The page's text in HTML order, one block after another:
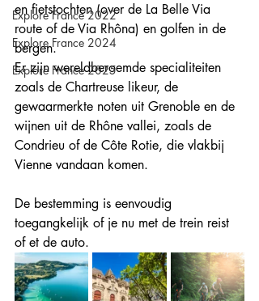
Explore France 2022
Explore France 2024
Explore France 2025
en fietstochten (over de La Belle Via
route of de Via Rhôna) en golfen in de
bergen.
Er zijn wereldberoemde specialiteiten
zoals de Chartreuse likeur, de
gewaarmerkte noten uit Grenoble en de
wijnen uit de Rhône vallei, zoals de
Condrieu of de Côte Rotie, die vlakbij
Vienne vandaan komen.
De bestemming is eenvoudig
toegangkelijk of je nu met de trein reist
of et de auto.